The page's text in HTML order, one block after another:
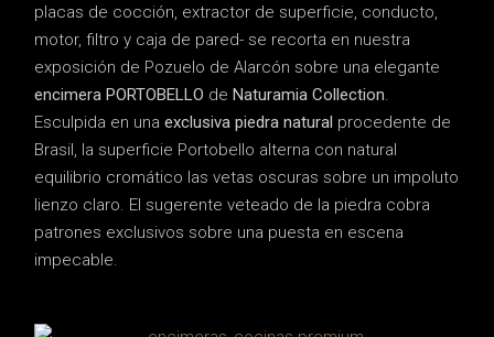
placas de cocción, extractor de superficie, conducto,
motor, filtro y caja de pared- se recorta en nuestra
exposición de Pozuelo de Alarcón sobre una elegante
encimera PORTOBELLO deNaturamia Collection
Esculpida en unaexclusiva piedra natural procedente de
Brasil, la superficie Portobello alterna con natural
equilibrio cromático las vetas oscuras sobre un impoluto
lienzo claro. El sugerente veteado de la piedra cobra
patrones exclusivos sobre una puesta en escena
impecable.